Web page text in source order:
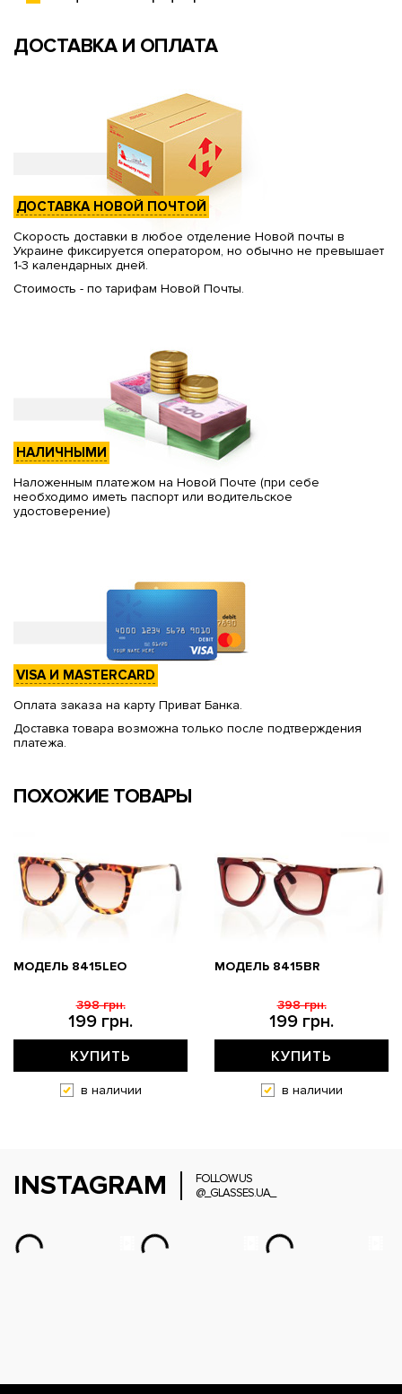
ДОСТАВКА И ОПЛАТА
ДОСТАВКА НОВОЙ ПОЧТОЙ
Скорость доставки в любое отделение Новой почты в
Украине фиксируется оператором, но обычно не превышает
1-3 календарных дней.
Стоимость - по тарифам Новой Почты.
НАЛИЧНЫМИ
Наложенным платежом на Новой Почте (при себе
необходимо иметь паспорт или водительское
удостоверение)
VISA И MASTERCARD
Оплата заказа на карту Приват Банка.
Доставка товара возможна только после подтверждения
платежа.
ПОХОЖИЕ ТОВАРЫ
МОДЕЛЬ 8415LEO
199 грн.
398 грн.
КУПИТЬ
в наличии
МОДЕЛЬ 8415BR
199 грн.
398 грн.
КУПИТЬ
в наличии
INSTAGRAM
FOLLOW US
@_GLASSES.UA_